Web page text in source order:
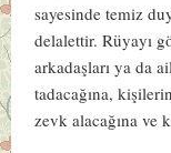
sayesinde temiz
delalettir. Rüyayı
arkadaşları ya da
tadacağına,
zevk alacağına ve